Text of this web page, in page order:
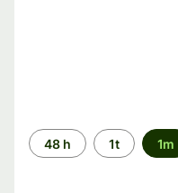
Przedział
czasu
48 h 1t 1m